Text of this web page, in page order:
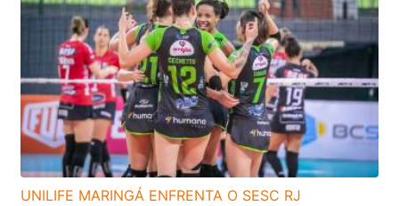
UNILIFE MARINGÁ ENFRENTA O SESC RJ